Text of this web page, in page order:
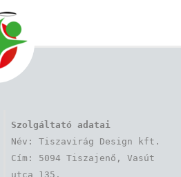
Szolgáltató adatai
Név: Tiszavirág Design kft.
Cím: 5094 Tiszajenő, Vasút
utca 135.